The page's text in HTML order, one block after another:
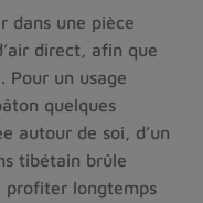
direct, afin que
Pour un usage
quelques
autour de soi, d’un
profiter longtemps